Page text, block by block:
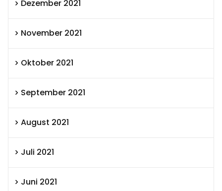
Dezember 2021
November 2021
Oktober 2021
September 2021
August 2021
Juli 2021
Juni 2021